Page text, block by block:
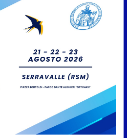
Protezione Civile San Marino.
boschivi: attivazione
della fase preliminare di
preallarme, dal 3 al 9 agosto
6 Agosto 2026
“San Marino Antiqua –
e storie del Titano”:
l’inequivocabile successo di
pubblico e di partecipazione